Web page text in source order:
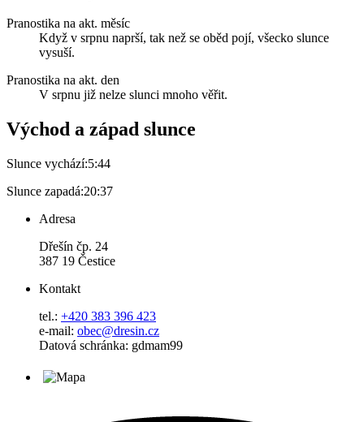
Pranostika na akt. měsíc
Když v srpnu naprší, tak než se oběd pojí, všecko slunce
vysuší.
Pranostika na akt. den
V srpnu již nelze slunci mnoho věřit.
Východ a západ slunce
Slunce vychází:5:44
Slunce zapadá:20:37
Adresa
Dřešín čp. 24
387 19 Čestice
Kontakt
tel.: +420 383 396 423
e-mail: obec@dresin.cz
Datová schránka: gdmam99